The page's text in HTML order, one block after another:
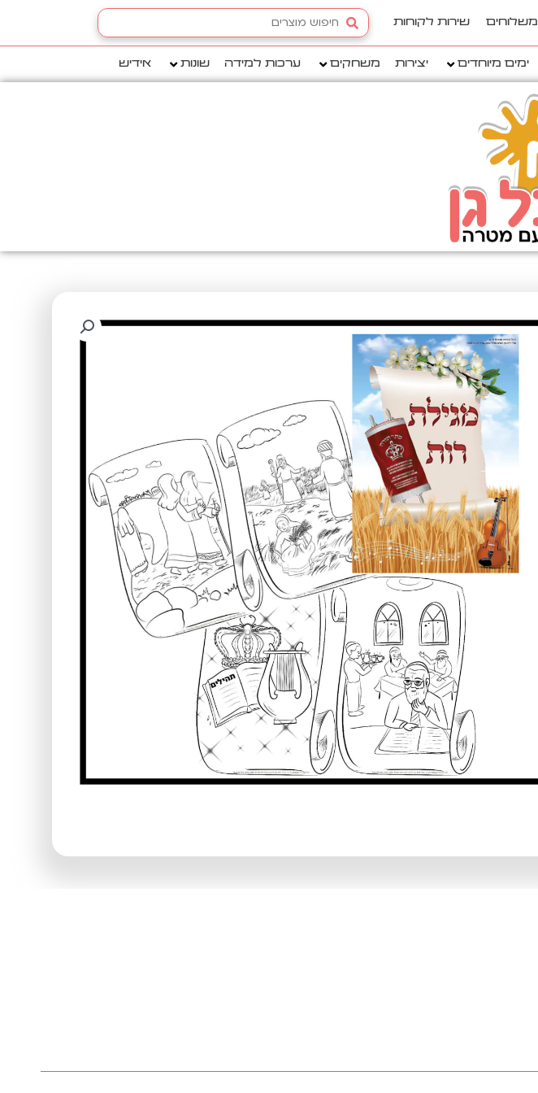
משלוחים שירות לקוחות
Search
...
ימים מיוחדים יצירות משחקים ערכות למידה שונות אידיש